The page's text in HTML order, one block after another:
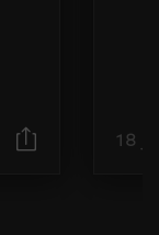
18